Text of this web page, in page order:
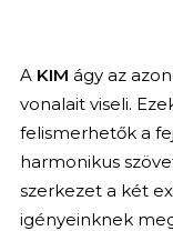
A KIM ágy az
vonalait viseli.
felismerhetők a
harmonikus
szerkezet a két
igényeinknek